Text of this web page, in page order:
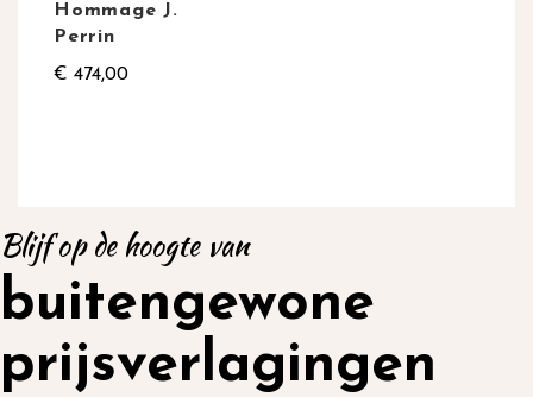
Hommage J.
Perrin
€ 474,00
Blijf op de hoogte van
buitengewone
prijsverlagingen